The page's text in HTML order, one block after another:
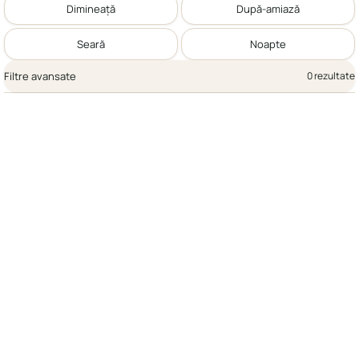
Dimineață După-amiază
Seară Noapte
Filtre avansate 0 rezultate